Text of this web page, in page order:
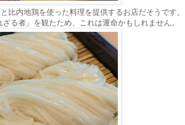
比内地鶏を使った料理を提供するお店だそうです。
る者」を観たため、これは運命かもしれません。